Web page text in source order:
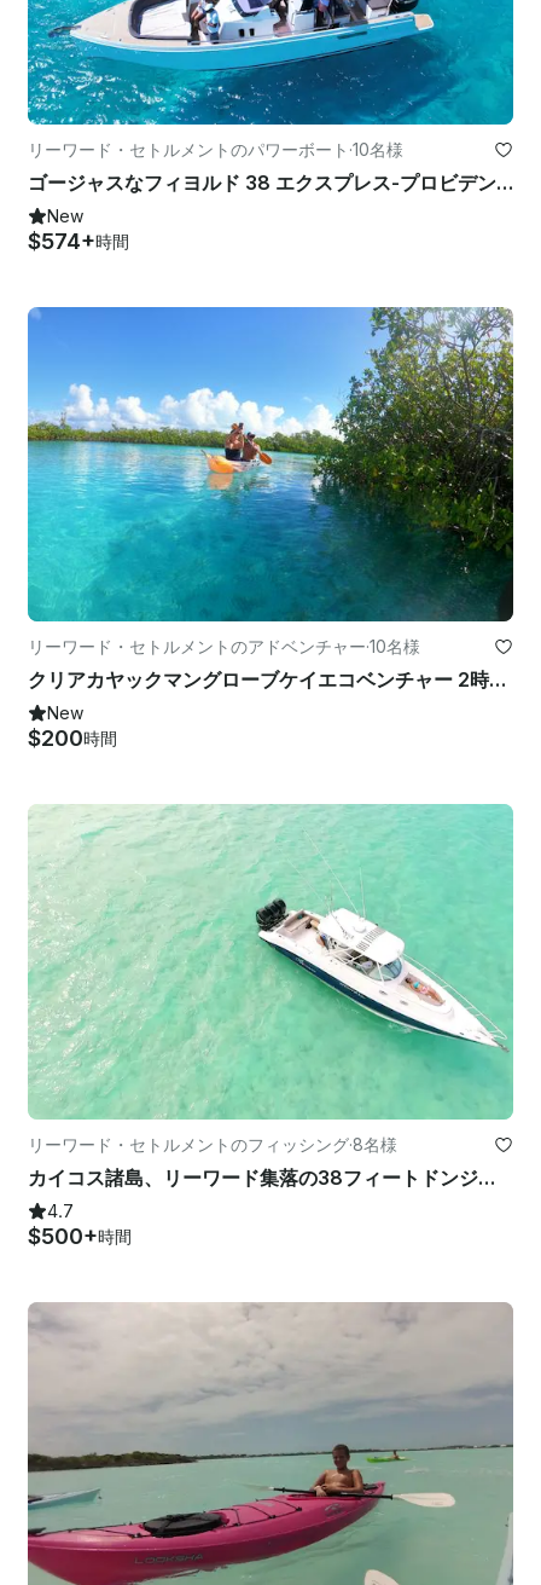
リーワード・セトルメントのパワーボート ·10名様
ゴージャスなフィヨルド 38 エクスプレス-プロビデンシアレスの美しさを探索
New
$574+時間
リーワード・セトルメントのアドベンチャー·10名様
クリアカヤックマングローブケイエコベンチャー 2時間ツアー
New
$200時間
リーワード・セトルメントのフィッシング·8名様
カイコス諸島、リーワード集落の38フィートドンジでの深海と海底釣り
4.7
$500+時間